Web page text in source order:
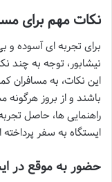
نکات مهم برای
برای تجربه ای آسوده و
نیشابور، توجه به چند
این نکات، به مسافران
باشند و از بروز
راهنمایی ها، حاصل
ایستگاه به سفر پرداخته
حضور به موقع در